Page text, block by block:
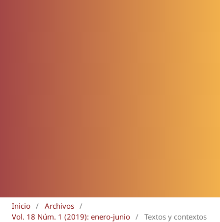
Inicio / Archivos /
Vol. 18 Núm. 1 (2019): enero-junio / Textos y contextos